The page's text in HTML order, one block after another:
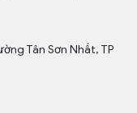
Tân Sơn Nhất, TP